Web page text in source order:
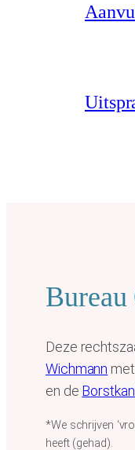
Deze
Wichmann
en de
*We schrijven
heeft (gehad).